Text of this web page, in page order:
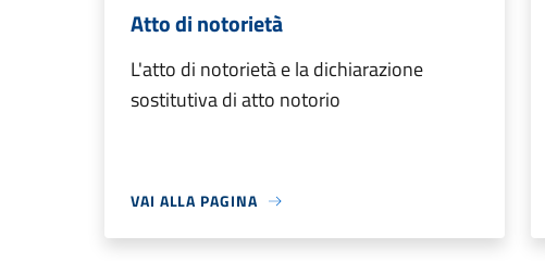
Atto di notorietà
L'atto di notorietà e la dichiarazione
sostitutiva di atto notorio
VAI ALLA PAGINA